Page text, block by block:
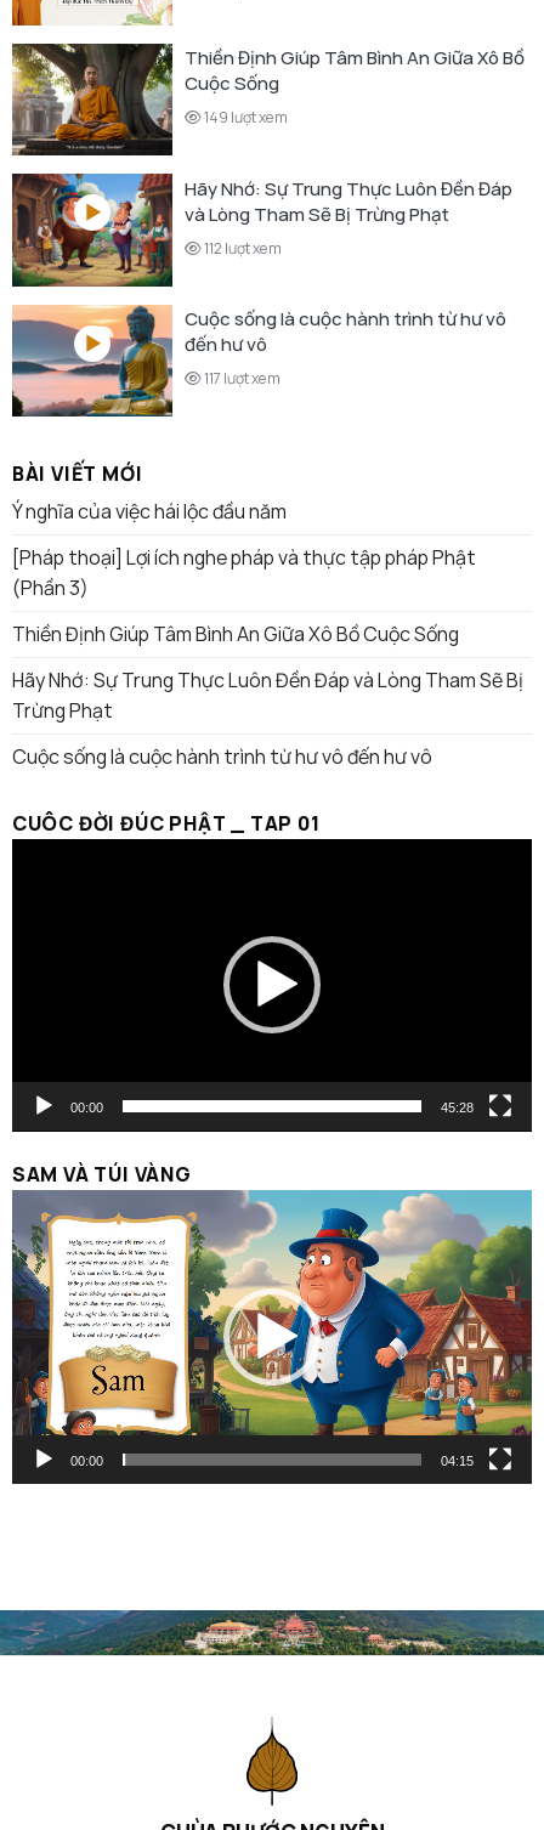
Thiền Định Giúp Tâm Bình An Giữa Xô Bồ
Cuộc Sống
149 lượt xem
Hãy Nhớ: Sự Trung Thực Luôn Đền Đáp
và Lòng Tham Sẽ Bị Trừng Phạt
112 lượt xem
Cuộc sống là cuộc hành trình từ hư vô
đến hư vô
117 lượt xem
BÀI VIẾT MỚI
Ý nghĩa của việc hái lộc đầu năm
[Pháp thoại] Lợi ích nghe pháp và thực tập pháp Phật
(Phần 3)
Thiền Định Giúp Tâm Bình An Giữa Xô Bồ Cuộc Sống
Hãy Nhớ: Sự Trung Thực Luôn Đền Đáp và Lòng Tham Sẽ Bị
Trừng Phạt
Cuộc sống là cuộc hành trình từ hư vô đến hư vô
CUÔC ĐỜI ĐÚC PHẬT _ TAP 01
00:00 45:28
SAM VÀ TÚI VÀNG
chơi
Video
00:00 04:15